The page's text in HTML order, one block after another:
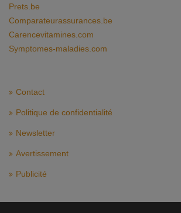
Prets.be
Comparateurassurances.be
Carencevitamines.com
Symptomes-maladies.com
Contact
Politique de confidentialité
Newsletter
Avertissement
Publicité